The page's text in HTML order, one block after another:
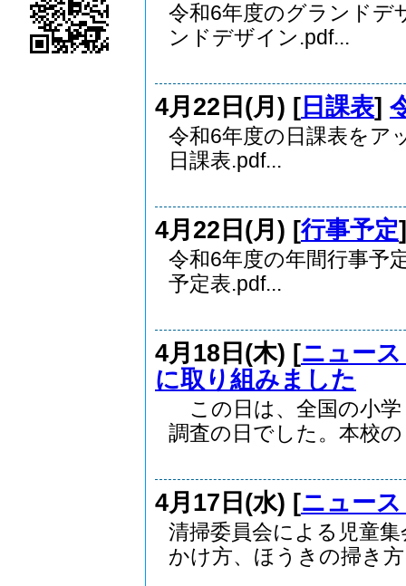
令和6年度のグランド
ンドデザイン.pdf...
4月22日(月) [ 日課表]
令和6年度の日課表を
日課表.pdf...
4月22日(月) [行事予定
令和6年度の年間行事
予定表.pdf...
4月18日(木) [ニュー
に取り組みました
この日は、全国の小学
調査の日でした。本校の
4月17日(水) [ニュー
清掃委員会による児童
かけ方、ほうきの掃き